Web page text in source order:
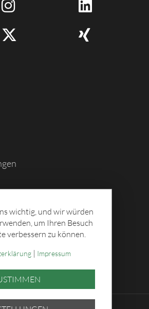
wichtig, und wir würden
um Ihren Besuch
verbessern zu können.
| Impressum